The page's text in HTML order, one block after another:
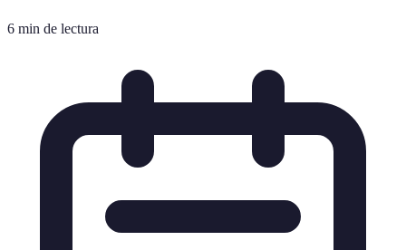
6 min de lectura